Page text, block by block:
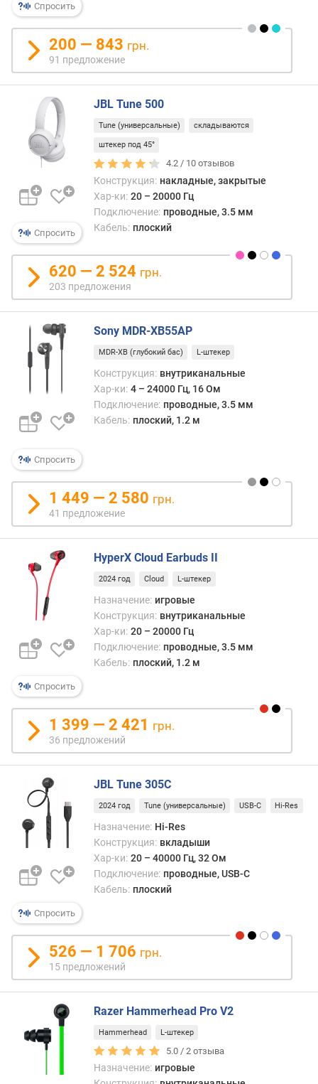
)
и
а
с
т
о
а
(
ц
)
м
а
к
ч
т
Г
ц
)
ч
у
с
т
в
и
е
л
н
о
с
т
ь
(
Б
)
с
(
)
о
у
Спросить
200 — 843 грн.
91 предложение
Спросить
JBL Tune 500
Tune (универсальные) складываются
штекер под 45°
4.2 / 10 отзывов
Конструкция: накладные, закрытые
Хар-ки: 20 – 20000 Гц
Подключение: проводные, 3.5 мм
Кабель: плоский
620 — 2 524 грн.
203 предложения
Спросить
Sony MDR-XB55AP
MDR-XB (глубокий бас) L-штекер
Конструкция: внутриканальные
Хар-ки: 4 – 24000 Гц, 16 Ом
Подключение: проводные, 3.5 мм
Кабель: плоский, 1.2 м
1 449 — 2 580 грн.
41 предложение
Спросить
HyperX Cloud Earbuds II
2024 год Cloud L-штекер
Назначение: игровые
Конструкция: внутриканальные
Хар-ки: 20 – 20000 Гц
Подключение: проводные, 3.5 мм
Кабель: плоский, 1.2 м
1 399 — 2 421 грн.
36 предложений
Спросить
JBL Tune 305C
2024 год Tune (универсальные) USB-C Hi-Res
Назначение: Hi-Res
Конструкция: вкладыши
Хар-ки: 20 – 40000 Гц, 32 Ом
Подключение: проводные, USB-C
Кабель: плоский
526 — 1 706 грн.
15 предложений
Razer Hammerhead Pro V2
Hammerhead L-штекер
5.0 /2 отзыва
Назначение: игровые